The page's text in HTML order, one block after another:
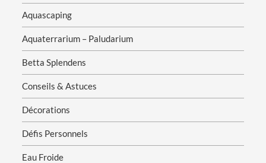
Aquascaping
Aquaterrarium – Paludarium
Betta Splendens
Conseils & Astuces
Décorations
Défis Personnels
Eau Froide